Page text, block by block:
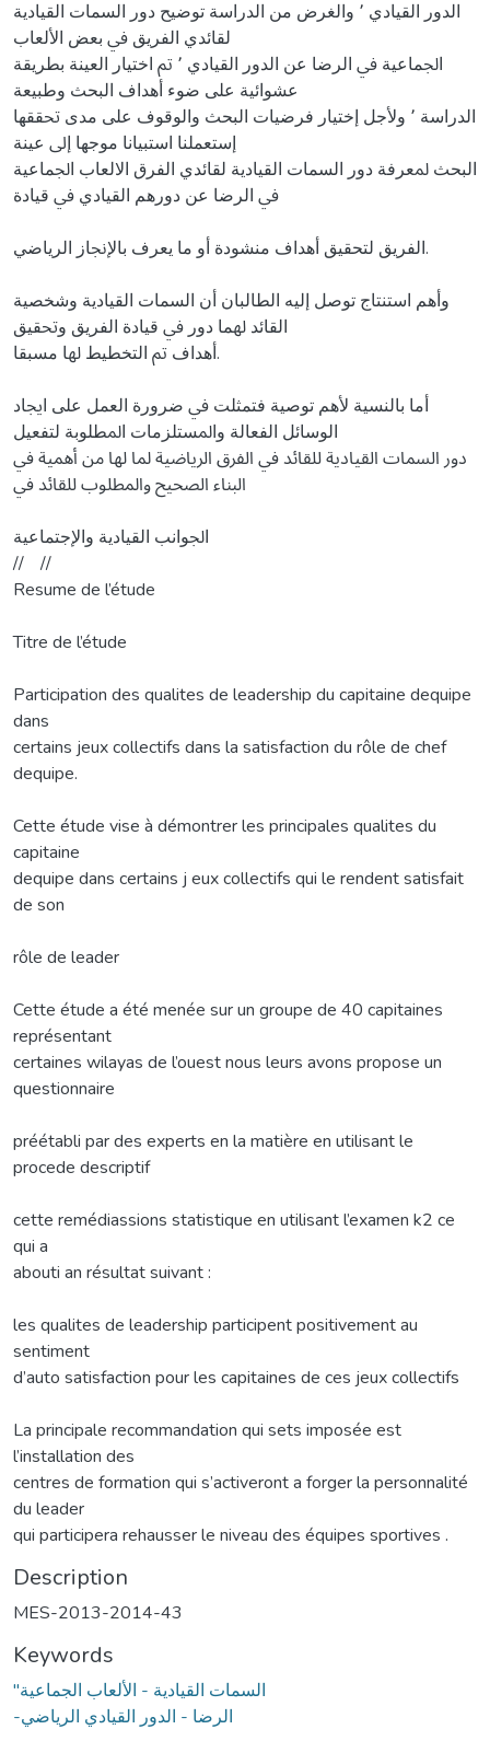
اﻟﺪور اﻟﻘﻴﺎدي ٬ واﻟﻐﺮض ﻣﻦ اﻟﺪراﺳﺔ ﺗﻮﺿﻴﺢ دور اﻟﺴﻤﺎت اﻟﻘﻴﺎدﻳﺔ
ﻟﻘﺎﺋﺪي اﻟﻔﺮﻳﻖ ﰲ ﺑﻌﺾ اﻷﻟﻌﺎب
اﳉﻤﺎﻋﻴﺔ ﰲ اﻟﺮﺿﺎ ﻋﻦ اﻟﺪور اﻟﻘﻴﺎدي ٬ ﰎ اﺧﺘﻴﺎر اﻟﻌﻴﻨﺔ ﺑﻄﺮﻳﻘﺔ
ﻋﺸﻮاﺋﻴﺔ ﻋﻠﻰ ﺿﻮء أﻫﺪاف اﻟﺒﺤﺚ وﻃﺒﻴﻌﺔ
اﻟﺪراﺳﺔ ٬ وﻷﺟﻞ إﺧﺘﻴﺎر ﻓﺮﺿﻴﺎت اﻟﺒﺤﺚ واﻟﻮﻗﻮف ﻋﻠﻰ ﻣﺪى ﲢﻘﻘﻬﺎ
إﺳﺘﻌﻤﻠﻨﺎ اﺳﺘﺒﻴﺎﻧﺎ ﻣﻮﺟﻬﺎ إﱃ ﻋﻴﻨﺔ
اﻟﺒﺤﺚ ﳌﻌﺮﻓﺔ دور اﻟﺴﻤﺎت اﻟﻘﻴﺎدﻳﺔ ﻟﻘﺎﺋﺪي اﻟﻔﺮق اﻻﻟﻌﺎب اﳉﻤﺎﻋﻴﺔ
ﰲ اﻟﺮﺿﺎ ﻋﻦ دورﻫﻢ اﻟﻘﻴﺎدي ﰲ ﻗﻴﺎدة
اﻟﻔﺮﻳﻖ ﻟﺘﺤﻘﻴﻖ أﻫﺪاف ﻣﻨﺸﻮدة أو ﻣﺎ ﻳﻌﺮف ﺑﺎﻹﳒﺎز اﻟﺮﻳﺎﺿﻲ.
وأﻫﻢ اﺳﺘﻨﺘﺎج ﺗﻮﺻﻞ إﻟﻴﻪ اﻟﻄﺎﻟﺒﺎن أن اﻟﺴﻤﺎت اﻟﻘﻴﺎدﻳﺔ وﺷﺨﺼﻴﺔ
اﻟﻘﺎﺋﺪ ﳍﻤﺎ دور ﰲ ﻗﻴﺎدة اﻟﻔﺮﻳﻖ وﲢﻘﻴﻖ
أﻫﺪاف ﰎ اﻟﺘﺨﻄﻴﻂ ﳍﺎ ﻣﺴﺒﻘﺎ.
أﻣﺎ ﺑﺎﻟﻨﺴﻴﺔ ﻷﻫﻢ ﺗﻮﺻﻴﺔ ﻓﺘﻤﺜﻠﺖ ﰲ ﺿﺮورة اﻟﻌﻤﻞ ﻋﻠﻰ اﳚﺎد
اﻟﻮﺳﺎﺋﻞ اﻟﻔﻌﺎﻟﺔ واﳌﺴﺘﻠﺰﻣﺎت اﳌﻄﻠﻮﺑﺔ ﻟﺘﻔﻌﻴﻞ
دور اﻟﺴﻤﺎت اﻟﻘﻴﺎدﻳﺔ ﻟﻠﻘﺎﺋﺪ ﰲ اﻟﻔﺮق اﻟﺮﻳﺎﺿﻴﺔ ﳌﺎ ﳍﺎ ﻣﻦ أﳘﻴﺔ ﰲ
اﻟﺒﻨﺎء اﻟﺼﺤﻴﺢ واﳌﻄﻠﻮب ﻟﻠﻘﺎﺋﺪ ﰲ
اﳉﻮاﻧﺐ اﻟﻘﻴﺎدﻳﺔ واﻹﺟﺘﻤﺎﻋﻴﺔ
// //
Resume de l’étude
Titre de l’étude
Participation des qualites de leadership du capitaine dequipe
dans
certains jeux collectifs dans la satisfaction du rôle de chef
dequipe.
Cette étude vise à démontrer les principales qualites du
capitaine
dequipe dans certains j eux collectifs qui le rendent satisfait
de son
rôle de leader
Cette étude a été menée sur un groupe de 40 capitaines
représentant
certaines wilayas de l’ouest nous leurs avons propose un
questionnaire
préétabli par des experts en la matière en utilisant le
procede descriptif
cette remédiassions statistique en utilisant l’examen k2 ce
qui a
abouti an résultat suivant :
les qualites de leadership participent positivement au
sentiment
d’auto satisfaction pour les capitaines de ces jeux collectifs
La principale recommandation qui sets imposée est
l’installation des
centres de formation qui s’activeront a forger la personnalité
du leader
qui participera rehausser le niveau des équipes sportives .
Description
MES-2013-2014-43
Keywords
"السمات القيادية - الألعاب الجماعية
-الرضا - الدور القيادي الرياضي